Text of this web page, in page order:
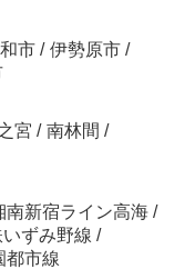
市 / 伊勢原市 /
宮 / 南林間 /
南新宿ライン高海 /
ずみ野線 /
都市線